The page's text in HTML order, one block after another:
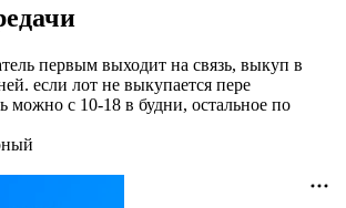
первым выходит на связь, выкуп в
если лот не выкупается пере
можно с 10-18 в будни, остальное по